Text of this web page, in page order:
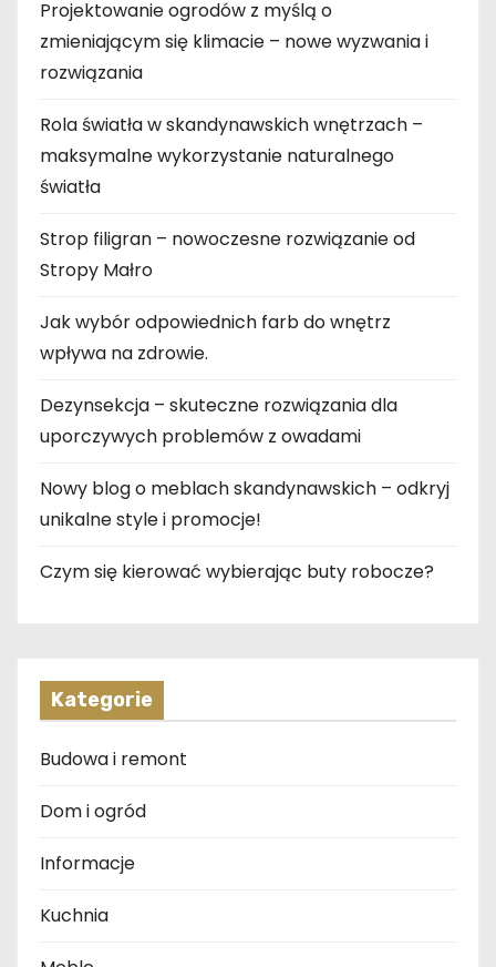
Projektowanie ogrodów z myślą o
zmieniającym się klimacie – nowe wyzwania i
rozwiązania
Rola światła w skandynawskich wnętrzach –
maksymalne wykorzystanie naturalnego
światła
Strop filigran – nowoczesne rozwiązanie od
Stropy Małro
Jak wybór odpowiednich farb do wnętrz
wpływa na zdrowie.
Dezynsekcja – skuteczne rozwiązania dla
uporczywych problemów z owadami
Nowy blog o meblach skandynawskich – odkryj
unikalne style i promocje!
Czym się kierować wybierając buty robocze?
Kategorie
Budowa i remont
Dom i ogród
Informacje
Kuchnia